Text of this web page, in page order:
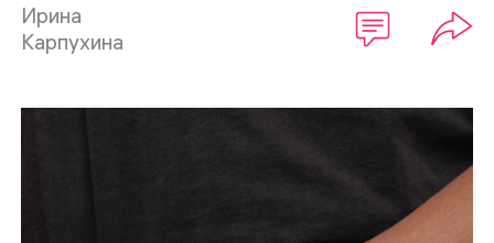
Ирина
Карпухина